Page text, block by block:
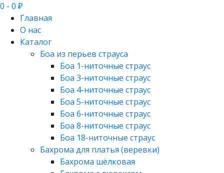
0 - 0 ₽
Главная
О нас
Каталог
Боа из перьев страуса
Боа 1-ниточные страус
Боа 3-ниточные страус
Боа 4-ниточные страус
Боа 5-ниточные страус
Боа 6-ниточные страус
Боа 8-ниточные страус
Боа 18-ниточные страус
Бахрома для платья (веревки)
Бахрома шёлковая